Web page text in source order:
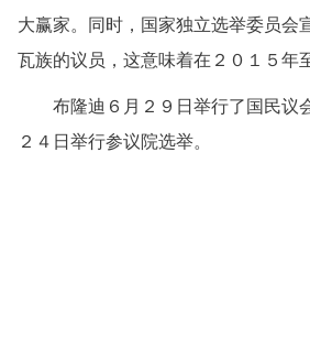
大赢家。同时，国家独立选举委员会
瓦族的议员，这意味着在２０１５年
布隆迪６月２９日举行了国民议
２４日举行参议院选举。